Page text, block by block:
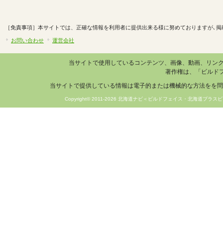
［免責事項］本サイトでは、正確な情報を利用者に提供出来る様に努めておりますが､
お問い合わせ 運営会社
当サイトで使用しているコンテンツ、画像、動画、リ
著作権は、「ビルド
当サイトで提供している情報は電子的または機械的な方法をを
Copyright© 2011-2026 北海道ナビ＜ビルドフェイス・北海道プラ